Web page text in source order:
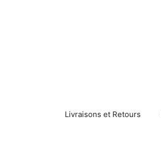
Livraisons et Retours